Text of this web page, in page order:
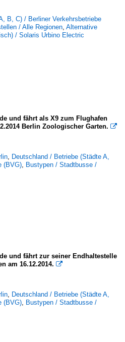
N (Niederflur-Stadtversion)
I (Citaro)
II (Citaro Facelift)
B, C) / Berliner Verkehrsbetriebe
/ Alle Regionen, Alternative
/ Solaris Urbino Electric
und fährt als X9 zum Flughafen
Berlin Zoologischer Garten. 
, Deutschland / Betriebe (Städte A,
(BVG), Bustypen / Stadtbusse /
und fährt zur seiner Endhaltestelle
am 16.12.2014. 
, Deutschland / Betriebe (Städte A,
(BVG), Bustypen / Stadtbusse /